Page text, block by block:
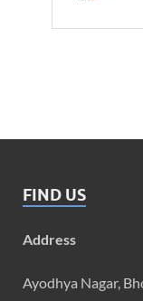
FIND US
Address
Ayodhya Nagar,